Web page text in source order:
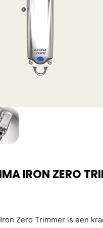
IRON ZERO
Zero Trimmer is een